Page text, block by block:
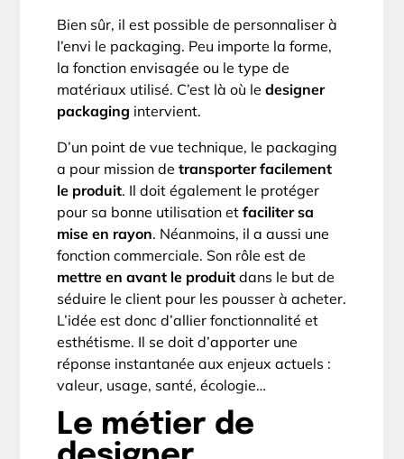
Bien sûr, il est possible de personnaliser à
l’envi le packaging. Peu importe la forme,
la fonction envisagée ou le type de
matériaux utilisé. C’est là où le designer
packaging intervient.
D’un point de vue technique, le packaging
a pour mission de transporter facilement
le produit. Il doit également le protéger
pour sa bonne utilisation et faciliter sa
mise en rayon. Néanmoins, il a aussi une
fonction commerciale. Son rôle est de
mettre en avant le produitdans le but de
séduire le client pour les pousser à acheter.
L’idée est donc d’allier fonctionnalité et
esthétisme. Il se doit d’apporter une
réponse instantanée aux enjeux actuels :
valeur, usage, santé, écologie…
Le métier de